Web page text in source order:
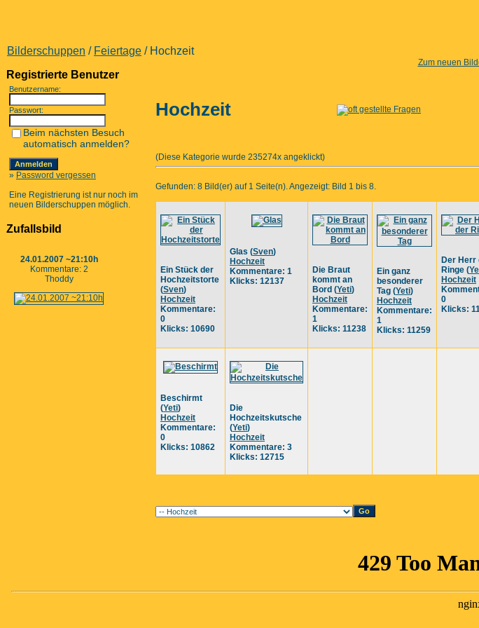
Bilderschuppen / Feiertage / Hochzeit
Zum neuen
Registrierte Benutzer
Benutzername:
Passwort:
Beim nächsten Besuch
automatisch anmelden?
» Password vergessen
Eine Registrierung ist nur noch im
neuen Bilderschuppen möglich.
Zufallsbild
24.01.2007 ~21:10h
Kommentare: 2
Thoddy
Hochzeit
(Diese Kategorie wurde 235274x angeklickt)
Gefunden: 8 Bild(er) auf 1 Seite(n). Angezeigt: Bild 1 bis 8.
Ein Stück der
Hochzeitstorte
(Sven)
Hochzeit
Kommentare:
0
Klicks: 10690
Glas (Sven)
Hochzeit
Kommentare: 1
Klicks: 12137
Die Braut
kommt an
Bord (Yeti)
Hochzeit
Kommentare:
1
Klicks: 11238
Ein ganz
besonderer
Tag (Yeti)
Hochzeit
Kommentare:
1
Klicks: 11259
Der Herr
Ringe (
Hochzeit
0
Klicks:
Beschirmt
(Yeti)
Hochzeit
Kommentare:
0
Klicks: 10862
Die
Hochzeitskutsche
(Yeti)
Hochzeit
Kommentare: 3
Klicks: 12715